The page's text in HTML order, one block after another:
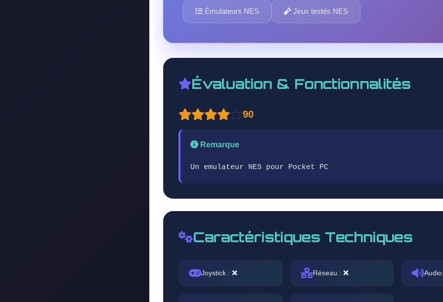
Émulateurs NES Jeux testés NES
Évaluation & Fonctionnalités
90
Remarque
Un emulateur NES pour Pocket PC
Caractéristiques Techniques
Joystick : ❌ Réseau : ❌